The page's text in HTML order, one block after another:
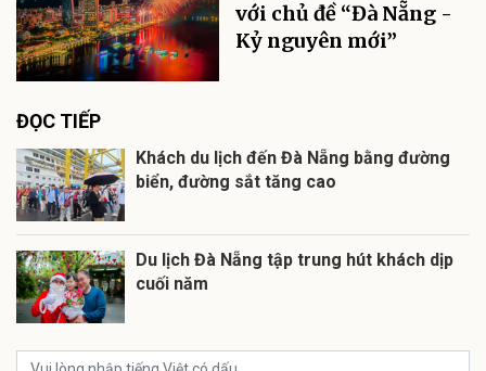
với chủ đề “Đà Nẵng -
ĐỌC TIẾP
Khách du lịch đến Đà Nẵng bằng đường
biển, đường sắt tăng cao
Du lịch Đà Nẵng tập trung hút khách dịp
cuối năm